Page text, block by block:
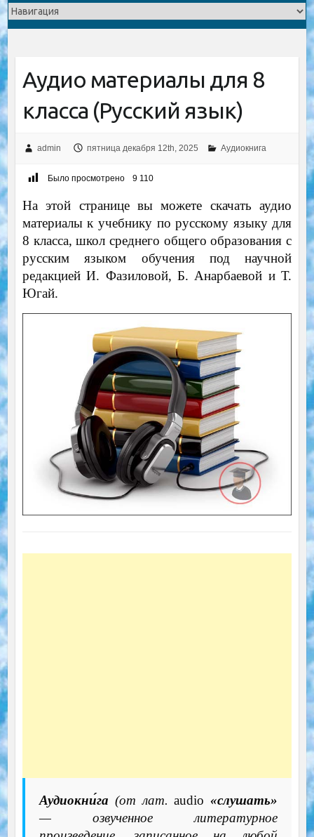
Аудио материалы для 8
класса (Русский язык)
admin пятница декабря 12th, 2025 Аудиокнига
Было просмотрено 9 110
На этой странице вы можете скачать аудио
материалы к учебнику по русскому языку для
8 класса, школ среднего общего образования с
русским языком обучения под научной
редакцией И. Фазиловой, Б. Анарбаевой и Т.
Югай.
Аудиокни́га (от лат.audio «слушать»
— озвученное литературное